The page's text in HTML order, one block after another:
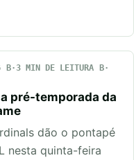
3 MIN DE LEITURA
pré-temporada da
dão o pontapé
nesta quinta-feira